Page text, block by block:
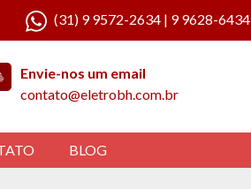
(31) 9 9572-2634 | 9 9628-6434
Envie-nos um email
contato@eletrobh.com.br
BLOG